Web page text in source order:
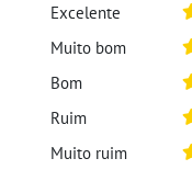
Excelente
Muito bom
Bom
Ruim
Muito ruim